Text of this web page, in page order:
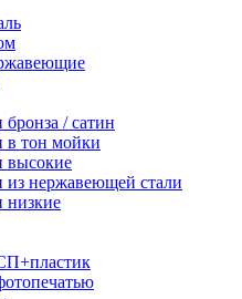
/ сатин
в тон мойки
высокие
из нержавеющей стали
низкие